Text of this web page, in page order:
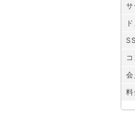
サ
料